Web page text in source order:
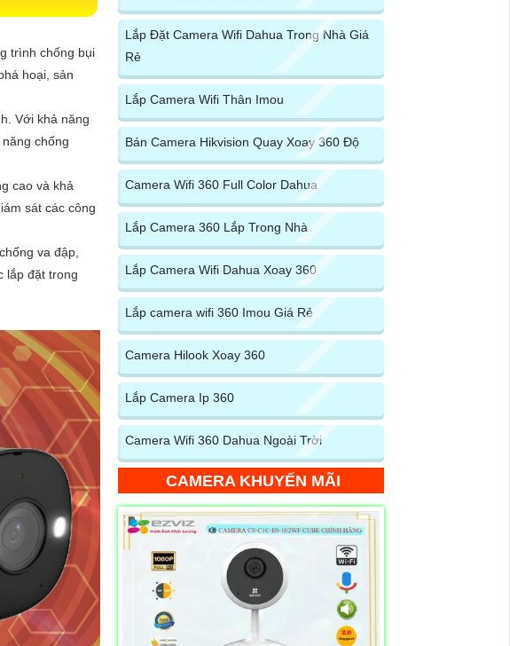
trình chống bụi
hoại, sản
Với khả năng
chống
cao và khả
sát các công
va đập,
lắp đặt trong
Lắp Đặt Camera Wifi Dahua Trong Nhà Giá
Rẻ
Lắp Camera Wifi Thân Imou
Bán Camera Hikvision Quay Xoay 360 Độ
Camera Wifi 360 Full Color Dahua
Lắp Camera 360 Lắp Trong Nhà
Lắp Camera Wifi Dahua Xoay 360
Lắp camera wifi 360 Imou Giá Rẻ
Camera Hilook Xoay 360
Lắp Camera Ip 360
Camera Wifi 360 Dahua Ngoài Trời
CAMERA KHUYẾN MÃI